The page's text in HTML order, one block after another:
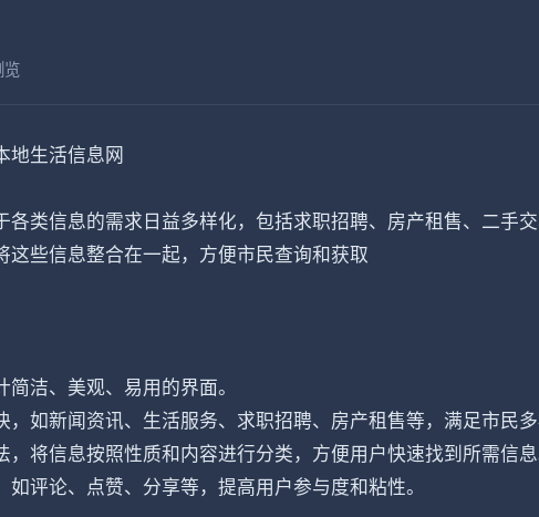
览
地生活信息网
类信息的需求日益多样化，包括求职招聘、房产租售、二手交
这些信息整合在一起，方便市民查询和获取
洁、美观、易用的界面。
如新闻资讯、生活服务、求职招聘、房产租售等，满足市民多
将信息按照性质和内容进行分类，方便用户快速找到所需信息
评论、点赞、分享等，提高用户参与度和粘性。